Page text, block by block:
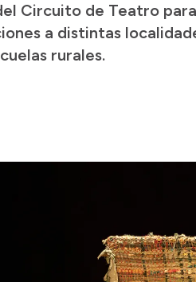
Circuito de Teatro
a distintas
rurales.